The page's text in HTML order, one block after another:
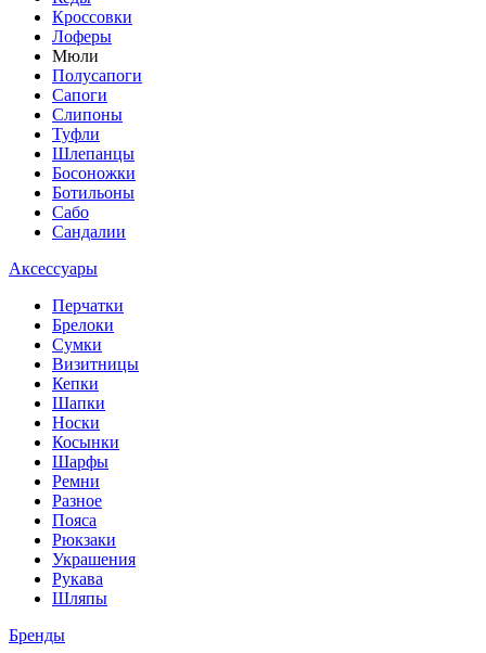
Кроссовки
Лоферы
Мюли
Полусапоги
Сапоги
Слипоны
Туфли
Шлепанцы
Босоножки
Ботильоны
Сабо
Сандалии
Аксессуары
Перчатки
Брелоки
Сумки
Визитницы
Кепки
Шапки
Носки
Косынки
Шарфы
Ремни
Разное
Пояса
Рюкзаки
Украшения
Рукава
Шляпы
Бренды